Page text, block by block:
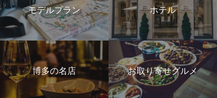
モデルプラン ホテル
博多の名店 お取り寄せグルメ